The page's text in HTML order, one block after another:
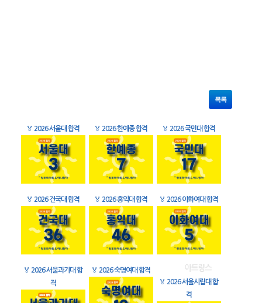
목록
🏅 2026 서울대 합격 🏅 2026 한예종 합격 🏅 2026 국민대 합격
🏅 2026 건국대 합격 🏅 2026 홍익대 합격 🏅 2026 이화여대 합격
🏅 2026 서울과기대 합
격
🏅 2026 숙명여대 합격
🏅 2026 서울시립대 합
격